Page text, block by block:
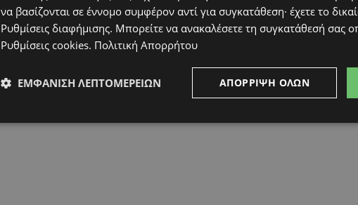
να βασίζονται σε έννομο συμφέρον αντί για συγκατάθεση· έχετε το
Ρυθμίσεις διαφήμισης. Μπορείτε να ανακαλέσετε τη συγκατάθεσή σας
Ρυθμίσεις cookies. Πολιτική Απορρήτου
ΑΠΌΡΡΙΨΗ ΌΛΩΝ
ΕΜΦΆΝΙΣΗ ΛΕΠΤΟΜΕΡΕΙΏΝ